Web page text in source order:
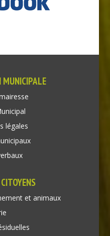
légales
et animaux